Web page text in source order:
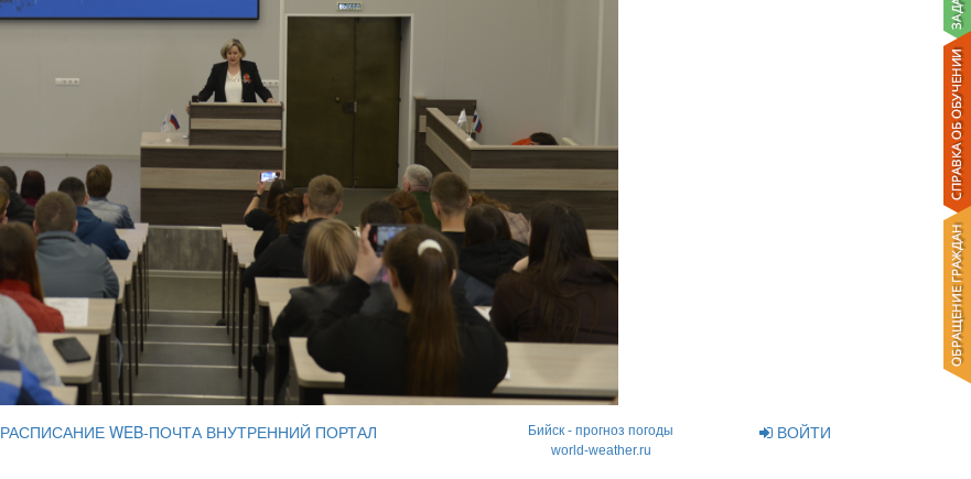
РАСПИСАНИЕ WEB-ПОЧТА ВНУТРЕННИЙ ПОРТАЛ
Бийск - прогноз погоды
world-weather.ru
ВОЙТИ